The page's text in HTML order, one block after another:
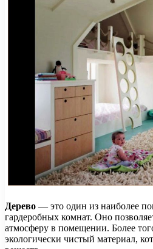
Дерево — это один из наиболее
гардеробных комнат. Оно
атмосферу в помещении. Более
экологически чистый материал,